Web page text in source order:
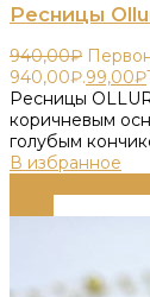
Ресницы
940,00₽
940,00₽.99,00₽
Ресницы
коричневым
голубым
В избранное